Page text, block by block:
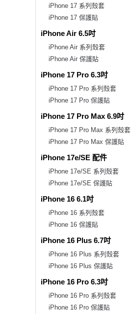
iPhone 17 系列殼套
iPhone 17 保護貼
iPhone Air 6.5吋
iPhone Air 系列殼套
iPhone Air 保護貼
iPhone 17 Pro 6.3吋
iPhone 17 Pro 系列殼套
iPhone 17 Pro 保護貼
iPhone 17 Pro Max 6.9吋
iPhone 17 Pro Max 系列殼套
iPhone 17 Pro Max 保護貼
iPhone 17e/SE 配件
iPhone 17e/SE 系列殼套
iPhone 17e/SE 保護貼
iPhone 16 6.1吋
iPhone 16 系列殼套
iPhone 16 保護貼
iPhone 16 Plus 6.7吋
iPhone 16 Plus 系列殼套
iPhone 16 Plus 保護貼
iPhone 16 Pro 6.3吋
iPhone 16 Pro 系列殼套
iPhone 16 Pro 保護貼